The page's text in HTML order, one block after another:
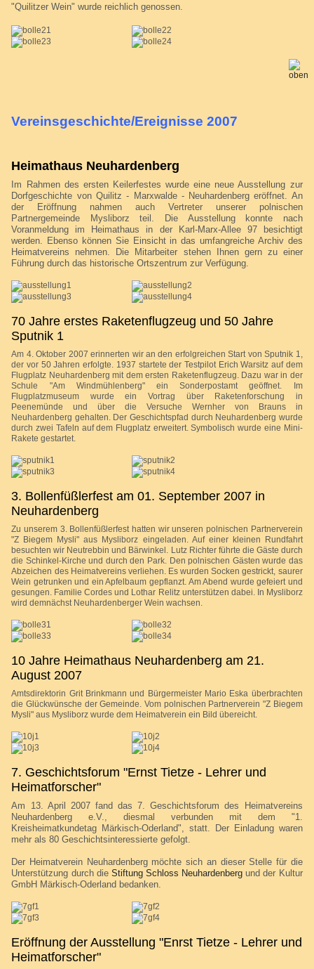
"Quilitzer Wein" wurde reichlich genossen.
Vereinsgeschichte/Ereignisse 2007
Heimathaus Neuhardenberg
Im Rahmen des ersten Keilerfestes wurde eine neue Ausstellung zur
Dorfgeschichte von Quilitz - Marxwalde - Neuhardenberg eröffnet. An
der Eröffnung nahmen auch Vertreter unserer polnischen
Partnergemeinde Mysliborz teil. Die Ausstellung konnte nach
Voranmeldung im Heimathaus in der Karl-Marx-Allee 97 besichtigt
werden. Ebenso können Sie Einsicht in das umfangreiche Archiv des
Heimatvereins nehmen. Die Mitarbeiter stehen Ihnen gern zu einer
Führung durch das historische Ortszentrum zur Verfügung.
70 Jahre erstes Raketenflugzeug und 50 Jahre
Sputnik 1
Am 4. Oktober 2007 erinnerten wir an den erfolgreichen Start von Sputnik 1,
der vor 50 Jahren erfolgte. 1937 startete der Testpilot Erich Warsitz auf dem
Flugplatz Neuhardenberg mit dem ersten Raketenflugzeug. Dazu war in der
Schule "Am Windmühlenberg" ein Sonderpostamt geöffnet. Im
Flugplatzmuseum wurde ein Vortrag über Raketenforschung in
Peenemünde und über die Versuche Wernher von Brauns in
Neuhardenberg gehalten. Der Geschichtspfad durch Neuhardenberg wurde
durch zwei Tafeln auf dem Flugplatz erweitert. Symbolisch wurde eine Mini-
Rakete gestartet.
3. Bollenfüßlerfest am 01. September 2007 in
Neuhardenberg
Zu unserem 3. Bollenfüßlerfest hatten wir unseren polnischen Partnerverein
"Z Biegem Mysli" aus Mysliborz eingeladen. Auf einer kleinen Rundfahrt
besuchten wir Neutrebbin und Bärwinkel. Lutz Richter führte die Gäste durch
die Schinkel-Kirche und durch den Park. Den polnischen Gästen wurde das
Abzeichen des Heimatvereins verliehen. Es wurden Socken gestrickt, saurer
Wein getrunken und ein Apfelbaum gepflanzt. Am Abend wurde gefeiert und
gesungen. Familie Cordes und Lothar Relitz unterstützen dabei. In Mysliborz
wird demnächst Neuhardenberger Wein wachsen.
10 Jahre Heimathaus Neuhardenberg am 21.
August 2007
Amtsdirektorin Grit Brinkmann und Bürgermeister Mario Eska überbrachten
die Glückwünsche der Gemeinde. Vom polnischen Partnerverein "Z Biegem
Mysli" aus Mysliborz wurde dem Heimatverein ein Bild übereicht.
7. Geschichtsforum "Ernst Tietze - Lehrer und
Heimatforscher"
Am 13. April 2007 fand das 7. Geschichtsforum des Heimatvereins
Neuhardenberg e.V., diesmal verbunden mit dem "1.
Kreisheimatkundetag Märkisch-Oderland", statt. Der Einladung waren
mehr als 80 Geschichtsinteressierte gefolgt.
Der Heimatverein Neuhardenberg möchte sich an dieser Stelle für die
Unterstützung durch die Stiftung Schloss Neuhardenberg und der Kultur
GmbH Märkisch-Oderland bedanken.
Eröffnung der Ausstellung "Enrst Tietze - Lehrer und
Heimatforscher"